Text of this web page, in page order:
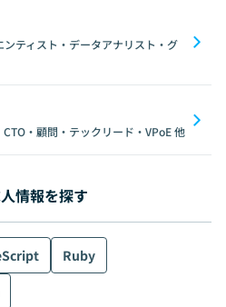
ティスト・データアナリスト・グ
・顧問・テックリード・VPoE他
情報を探す
Ruby